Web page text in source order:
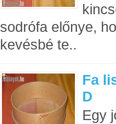
sodrófa előnye,
kevésbé te..
Fa
D
Egy